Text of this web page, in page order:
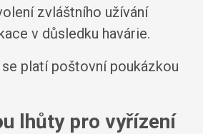
zvláštního užívání
v důsledku havárie.
platí poštovní poukázkou
lhůty pro vyřízení